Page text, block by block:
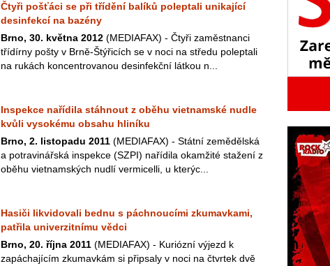
Čtyři pošťáci se při třídění balíků poleptali unikající
desinfekcí na bazény
Brno, 30. května 2012 (MEDIAFAX) - Čtyři zaměstnanci
třídírny pošty v Brně-Štýřicích se v noci na středu poleptali
na rukách koncentrovanou desinfekční látkou n...
Inspekce nařídila stáhnout z oběhu vietnamské nudle
kvůli vysokému obsahu hliníku
Brno, 2. listopadu 2011 (MEDIAFAX) - Státní zemědělská
a potravinářská inspekce (SZPI) nařídila okamžité stažení z
oběhu vietnamských nudlí vermicelli, u kterýc...
Hasiči likvidovali bednu s páchnoucími zkumavkami,
patřila univerzitnímu vědci
Brno, 20. října 2011 (MEDIAFAX) - Kuriózní výjezd k
zapáchajícím zkumavkám si připsaly v noci na čtvrtek dvě